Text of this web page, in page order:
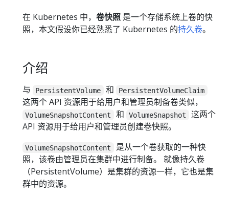
在 Kubernetes 中， 卷快照 是一个存储系统上卷的快
照，本文假设你已经熟悉了 Kubernetes 的持久卷。
介绍
与 PersistentVolume 和 PersistentVolumeClaim
这两个 API 资源用于给用户和管理员制备卷类似，
VolumeSnapshotContent 和 VolumeSnapshot
这两个
API 资源用于给用户和管理员创建卷快照。
VolumeSnapshotContent
是从一个卷获取的一种快
照，该卷由管理员在集群中进行制备。 就像持久卷
（PersistentVolume）是集群的资源一样，它也是集
群中的资源。